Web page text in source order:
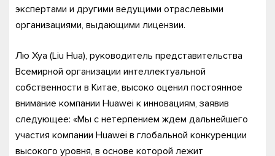
экспертами и другими ведущими отраслевыми
организациями, выдающими лицензии.
Лю Хуа (Liu Hua), руководитель представительства
Всемирной организации интеллектуальной
собственности в Китае, высоко оценил постоянное
внимание компании Huawei к инновациям, заявив
следующее: «Мы с нетерпением ждем дальнейшего
участия компании Huawei в глобальной конкуренции
высокого уровня, в основе которой лежит